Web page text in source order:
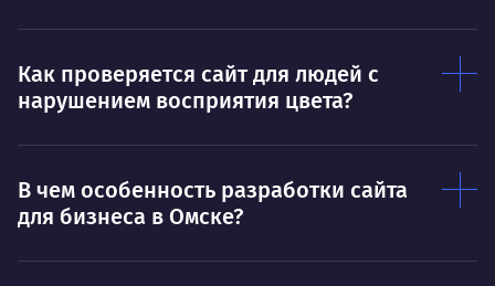
Как проверяется сайт для людей с
нарушением восприятия цвета?
В чем особенность разработки сайта
для бизнеса в Омске?